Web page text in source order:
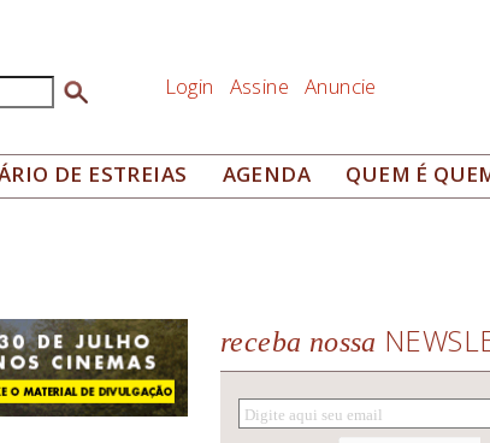
Login Assine Anuncie
DE ESTREIAS AGENDA QUEM É
receba nossa